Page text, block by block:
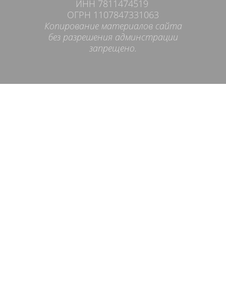
ИНН 7811474519
ОГРН 1107847331063
Копирование материалов сайта
без разрешения админстрации
запрещено.